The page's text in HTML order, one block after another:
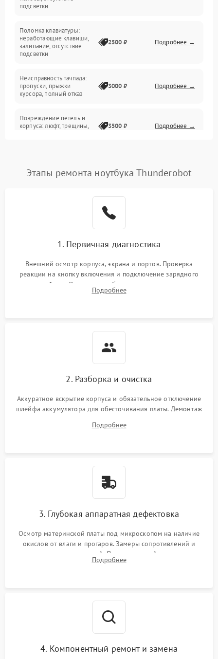
Электрические и системные сбои
Интерфейсные проблемы
Батарея
Сеть и интернет
подсветки
Поломка клавиатуры:
неработающие клавиши,
залипание, отсутствие
подсветки
2500 ₽ Подробнее →
Неисправность тачпада:
пропуски, прыжки
курсора, полный отказ
3000 ₽ Подробнее →
Повреждение петель и
корпуса: люфт, трещины,
3500 ₽ Подробнее →
невозможность зарядки,
2500 ₽ Подробнее →
2000 ₽
Перегрев из‑за пыли,
неисправности кулера
Выход из строя SSD или
HDD: медленная загрузка,
2000 ₽
Проблемы Wi‑Fi или
2500 ₽
Этапы ремонта ноутбука Thunderobot
1. Первичная диагностика
Внешний осмотр корпуса, экрана и портов. Проверка
реакции на кнопку включения и подключение зарядного
устройства. Оценка потребления тока с помощью
лабораторного блока питания для локализации проблемы.
Подробнее
2. Разборка и очистка
Аккуратное вскрытие корпуса и обязательное отключение
шлейфа аккумулятора для обесточивания платы. Демонтаж
высохшей термопасты с кристаллов чипов.
Подробнее
3. Глубокая аппаратная дефектовка
Осмотр материнской платы под микроскопом на наличие
окислов от влаги и прогаров. Замеры сопротивлений и
дежурных напряжений. Проверка цепей питания,
мультиконтроллера, процессора и видеочипа.
Подробнее
4. Компонентный ремонт и замена